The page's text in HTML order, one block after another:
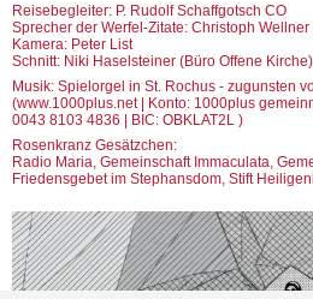
Reisebegleiter: P. Rudolf Schaffgotsch CO
​Sprecher der Werfel-Zitate: Christoph
Kamera: Peter List
Schnitt: Niki Haselsteiner (Büro Offene Kirche)
Musik: Spielorgel in St. Rochus - zugunsten
(www.1000plus.net | Konto: 1000plus
0043 8103 4836 | BIC: OBKLAT2L )
Rosenkranz Gesätzchen:
Radio Maria, Gemeinschaft Immaculata,
Friedensgebet im Stephansdom, Stift